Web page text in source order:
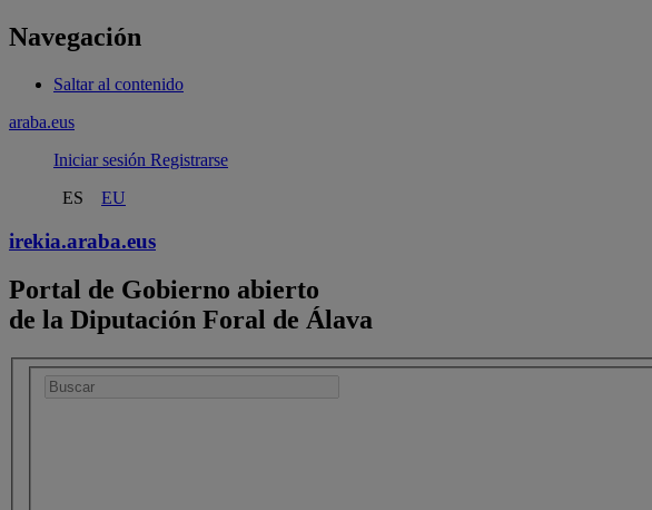
Navegación
Saltar al contenido
araba.eus
Iniciar sesión Registrarse
ES
EU
irekia.araba.eus
Portal de Gobierno abierto
de la Diputación Foral de Álava